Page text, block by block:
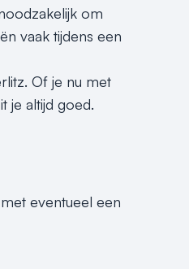
om
vaak tijdens een
Of je nu met
je altijd goed.
eventueel een